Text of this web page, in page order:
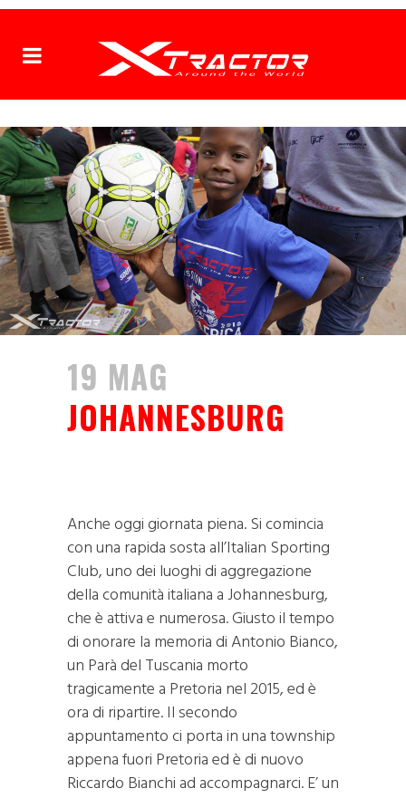
19 MAG
JOHANNESBURG
Anche oggi giornata piena. Si comincia
con una rapida sosta all’Italian Sporting
Club, uno dei luoghi di aggregazione
della comunità italiana a Johannesburg,
che è attiva e numerosa. Giusto il tempo
di onorare la memoria di Antonio Bianco,
un Parà del Tuscania morto
tragicamente a Pretoria nel 2015, ed è
ora di ripartire. Il secondo
appuntamento ci porta in una township
appena fuori Pretoria ed è di nuovo
Riccardo Bianchi ad accompagnarci. E’ un